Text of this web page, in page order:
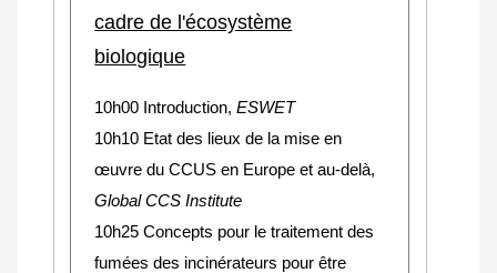
cadre de l'écosystème
biologique
10h00 Introduction,ESWET
10h10 Etat des lieux de la mise en
œuvre du CCUS en Europe et au-delà,
Global CCS Institute
10h25Concepts pour le traitement des
fumées des incinérateurs pour être